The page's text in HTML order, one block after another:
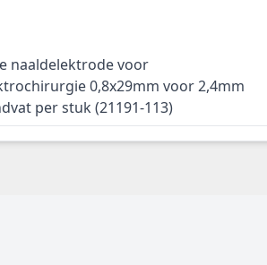
naaldelektrode voor
0,8x29mm voor 2,4mm
per stuk (21191-113)